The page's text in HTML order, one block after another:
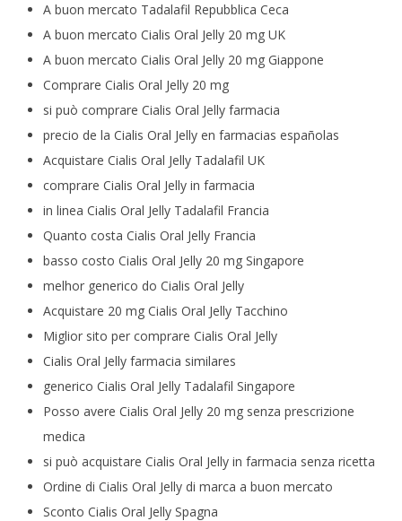
A buon mercato Tadalafil Repubblica Ceca
A buon mercato Cialis Oral Jelly 20 mg UK
A buon mercato Cialis Oral Jelly 20 mg Giappone
Comprare Cialis Oral Jelly 20 mg
si può comprare Cialis Oral Jelly farmacia
precio de la Cialis Oral Jelly en farmacias españolas
Acquistare Cialis Oral Jelly Tadalafil UK
comprare Cialis Oral Jelly in farmacia
in linea Cialis Oral Jelly Tadalafil Francia
Quanto costa Cialis Oral Jelly Francia
basso costo Cialis Oral Jelly 20 mg Singapore
melhor generico do Cialis Oral Jelly
Acquistare 20 mg Cialis Oral Jelly Tacchino
Miglior sito per comprare Cialis Oral Jelly
Cialis Oral Jelly farmacia similares
generico Cialis Oral Jelly Tadalafil Singapore
Posso avere Cialis Oral Jelly 20 mg senza prescrizione
medica
si può acquistare Cialis Oral Jelly in farmacia senza ricetta
Ordine di Cialis Oral Jelly di marca a buon mercato
Sconto Cialis Oral Jelly Spagna